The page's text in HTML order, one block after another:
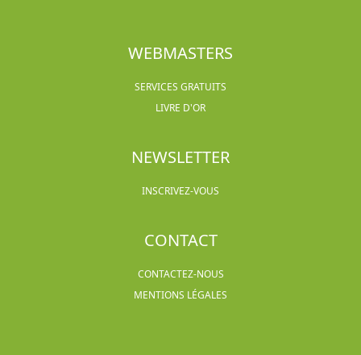
WEBMASTERS
SERVICES GRATUITS
LIVRE D'OR
NEWSLETTER
INSCRIVEZ-VOUS
CONTACT
CONTACTEZ-NOUS
MENTIONS LÉGALES